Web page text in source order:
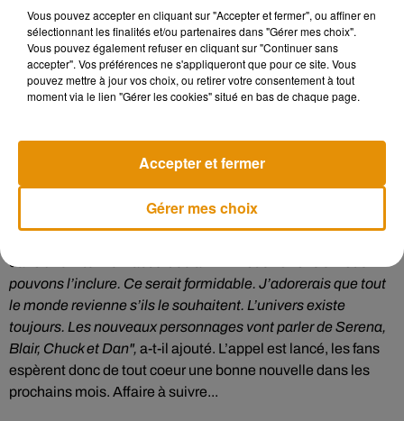
Si rien n’est encore certain concernant le retour de Serena,
Blair, Nate et Chuck dans lanouvelle version de Gossip Girl
on sait aujourd’hui que le destin de Dan sera bel et bien
évoqué.Attention spoilers !Souvenez-vous. À la fin de la
s'agissait alors de Dan Humphrey, le célèbre lycéen
Penn Badgley
envoyer un texto à Penn et voir s’il est vraiment disponible
dans une interview accordée à
pouvons l’inclure. Ce serait formidable. J’adorerais que tout
le monde revienne s’ils le souhaitent. L’univers existe
toujours. Les nouveaux personnages vont parler de Serena,
Blair, Chuck et Dan", a-t-il ajouté. L’appel est lancé, les fans
espèrent donc de tout coeur une bonne nouvelle dans les
prochains mois. Affaire à suivre...
Vous pouvez accepter en cliquant sur "Accepter et fermer", ou affiner en
sélectionnant les finalités et/ou partenaires dans "Gérer mes choix".
Vous pouvez également refuser en cliquant sur "Continuer sans
accepter". Vos préférences ne s'appliqueront que pour ce site. Vous
pouvez mettre à jour vos choix, ou retirer votre consentement à tout
moment via le lien "Gérer les cookies" situé en bas de chaque page.
Gérer mes choix
Accepter et fermer